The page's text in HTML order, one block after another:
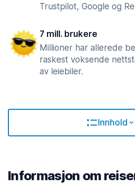
Trustpilot, Google og
7 mill. brukere
Millioner har allerede
raskest voksende
av leiebiler.
Innhold
Informasjon om